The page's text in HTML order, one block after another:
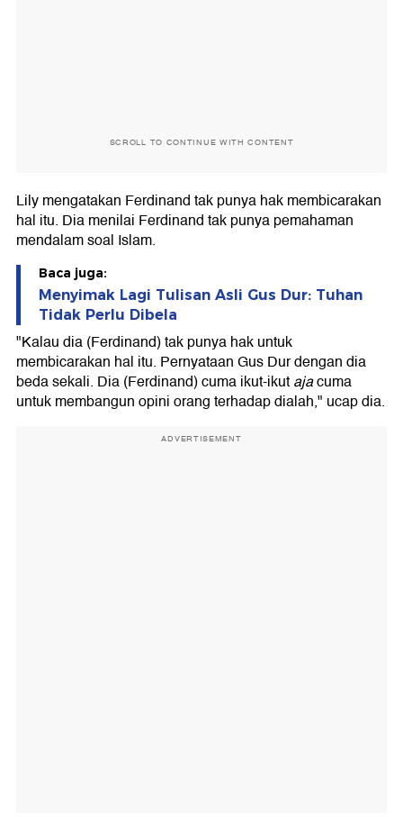
SCROLL TO CONTINUE WITH CONTENT
Lily mengatakan Ferdinand tak punya hak membicarakan
hal itu. Dia menilai Ferdinand tak punya pemahaman
mendalam soal Islam.
Baca juga:
Menyimak Lagi Tulisan Asli Gus Dur: Tuhan
Tidak Perlu Dibela
"Kalau dia (Ferdinand) tak punya hak untuk
membicarakan hal itu. Pernyataan Gus Dur dengan dia
beda sekali. Dia (Ferdinand) cuma ikut-ikutajacuma
untuk membangun opini orang terhadap dialah," ucap dia.
ADVERTISEMENT